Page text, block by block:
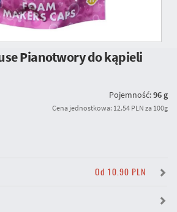
Pianotwory do kąpieli
Pojemność:96 g
Cena jednostkowa: 12.54 PLN za 100g
Od 10.90 PLN